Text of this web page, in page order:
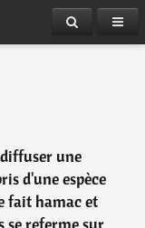
une
d'une espèce
fait hamac et